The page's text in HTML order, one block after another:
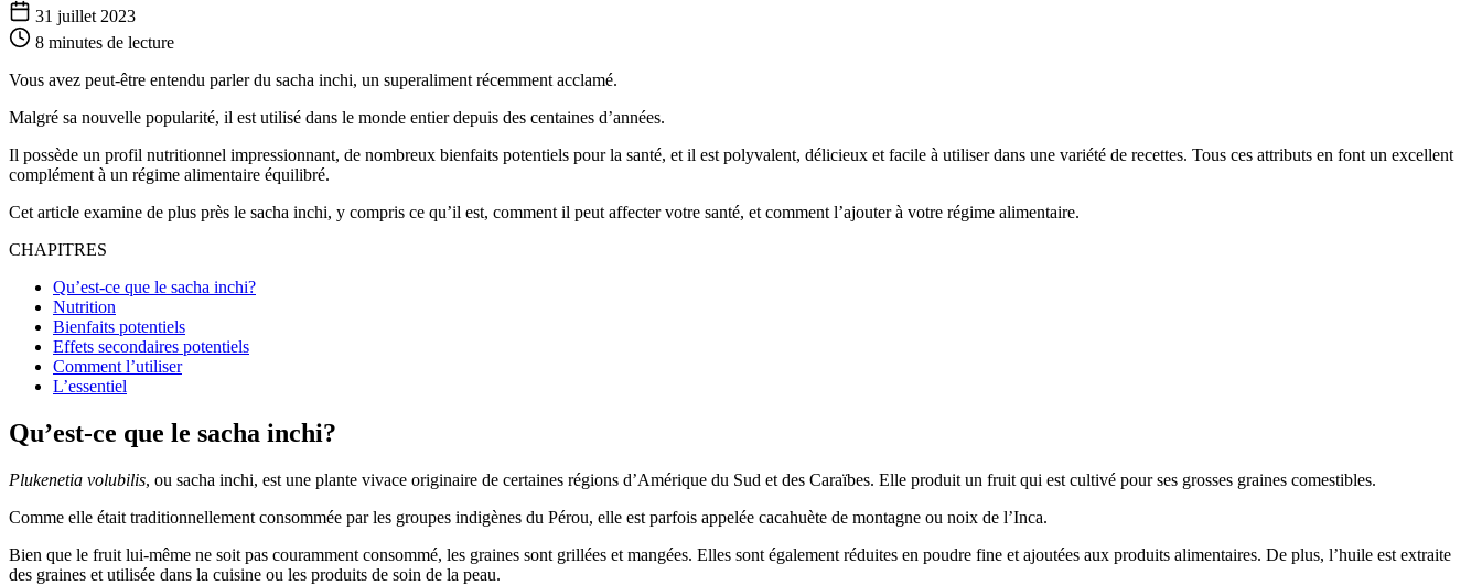
31 juillet 2023
8 minutes de lecture
Vous avez peut-être entendu parler du sacha inchi, un superaliment récemment acclamé.
Malgré sa nouvelle popularité, il est utilisé dans le monde entier depuis des centaines d’années.
Il possède un profil nutritionnel impressionnant, de nombreux bienfaits potentiels pour la santé, et il est polyvalent, délicieux et facile à utiliser dans une variété de recettes. Tous ces attributs en font un excellent
complément à un régime alimentaire équilibré.
Cet article examine de plus près le sacha inchi, y compris ce qu’il est, comment il peut affecter votre santé, et comment l’ajouter à votre régime alimentaire.
CHAPITRES
Qu’est-ce que le sacha inchi?
Nutrition
Bienfaits potentiels
Effets secondaires potentiels
Comment l’utiliser
L’essentiel
Qu’est-ce que le sacha inchi?
Plukenetia volubilis, ou sacha inchi, est une plante vivace originaire de certaines régions d’Amérique du Sud et des Caraïbes. Elle produit un fruit qui est cultivé pour ses grosses graines comestibles.
Comme elle était traditionnellement consommée par les groupes indigènes du Pérou, elle est parfois appelée cacahuète de montagne ou noix de l’Inca.
Bien que le fruit lui-même ne soit pas couramment consommé, les graines sont grillées et mangées. Elles sont également réduites en poudre fine et ajoutées aux produits alimentaires. De plus, l’huile est extraite
des graines et utilisée dans la cuisine ou les produits de soin de la peau.